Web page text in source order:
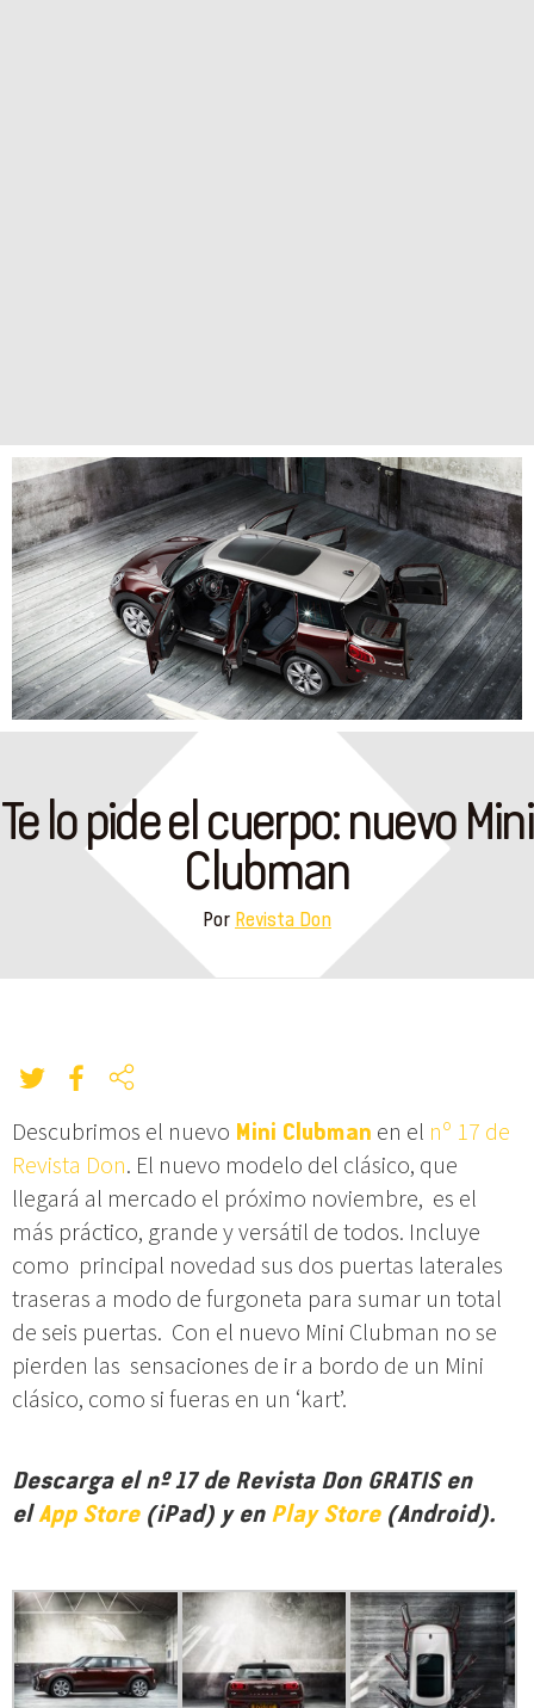
Te lo pide el cuerpo: nuevo Mini
Clubman
Por Revista Don
Descubrimos el nuevo Mini Clubman en el nº 17 de
Revista Don. El nuevo modelo del clásico, que
llegará al mercado el próximo noviembre, es el
más práctico, grande y versátil de todos. Incluye
como principal novedad sus dos puertas laterales
traseras a modo de furgoneta para sumar un total
de seis puertas. Con el nuevo Mini Clubman no se
pierden las sensaciones de ir a bordo de un Mini
clásico, como si fueras en un ‘kart’.
Descarga el nº 17 de Revista Don GRATIS en
elApp Store(iPad) y en Play Store(Android).